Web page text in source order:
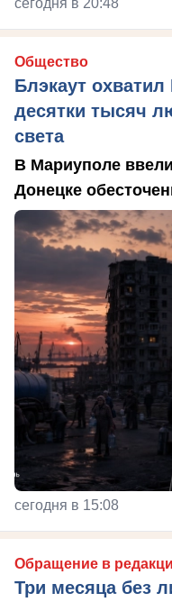
сегодня в 20:48
Общество
Блэкаут
десятки тысяч
света
В Мариуполе
Донецке
сегодня в 15:08
Обращение в
Три месяца без